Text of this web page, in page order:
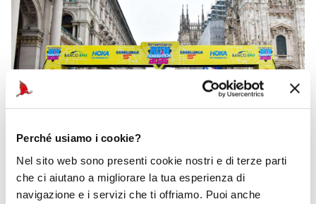
Perché usiamo i cookie?
Nel sito web sono presenti cookie nostri e di terze parti
che ci aiutano a migliorare la tua esperienza di
navigazione e i servizi che ti offriamo. Puoi anche